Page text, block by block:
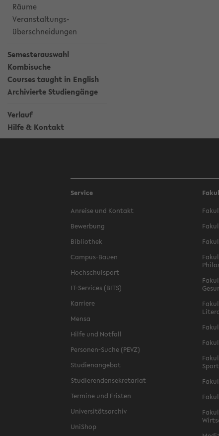
Räume
Veranstaltungs-
überschneidungen
Semesterauswahl
Kombisuche
Courses taught in English
Archivierte Studiengänge
Verlauf
Hilfe & Kontakt
Service
Anreise und Kontakt
Bewerbung
Bibliothek
Campus-Bauen
Hochschulsport
IT-Services (BITS)
Karriere
Mensa
Hilfe und Notfall
Personen-Suche (PEVZ)
Studienangebot
Studierendensekretariat
Termine und Fristen
Universitätsarchiv
UniShop